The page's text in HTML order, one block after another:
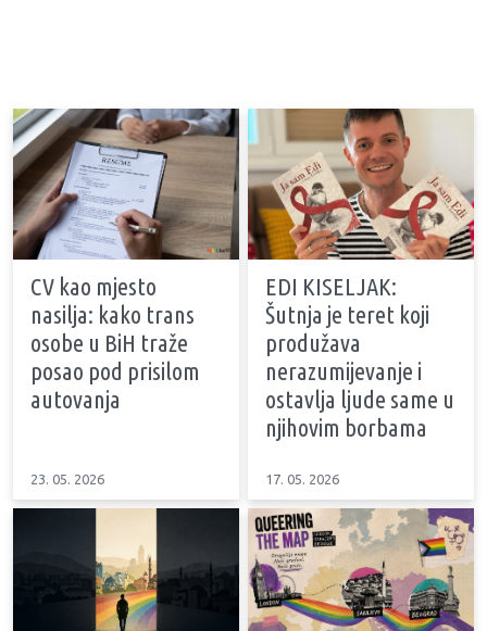
CV kao mjesto
nasilja: kako trans
osobe u BiH traže
posao pod prisilom
autovanja
23. 05. 2026
EDI KISELJAK:
Šutnja je teret koji
produžava
nerazumijevanje i
ostavlja ljude same u
njihovim borbama
17. 05. 2026